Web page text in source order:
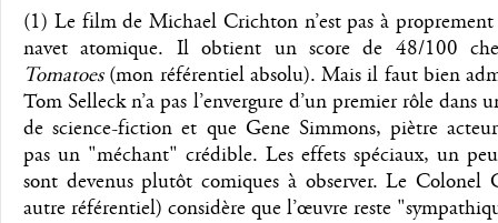
(1) Le film de Michael Crichton n’est pas à
navet atomique. Il obtient un score de 48/100
Tomatoes(mon référentiel absolu). Mais il faut bien
Tom Selleck n’a pas l’envergure d’un premier rôle dans
de science-fiction et que Gene Simmons, piètre
pas un "méchant" crédible. Les effets spéciaux, un
sont devenus plutôt comiques à observer. Le Colonel
autre référentiel) considère que l’œuvre reste